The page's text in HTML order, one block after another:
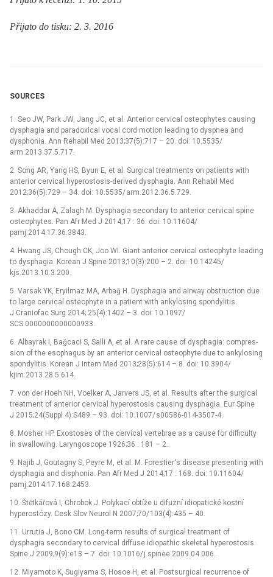
Přijato do tisku: 2. 3. 2016
SOURCES
1. Seo JW, Park JW, Jang JC, et al. Anterior cervical osteophytes caus­ing
dysphagia and paradoxical vocal cord motion lead­ing to dyspnea and
dysphonia. Ann Rehabil Med 2013;37(5):717 –⁠ 20. doi: 10.5535/
arm.2013.37.5.717.
2. Song AR, Yang HS, Byun E, et al. Surgical treatments on patients with
anterior cervical hyperostosis-derived dysphagia. Ann Rehabil Med
2012;36(5):729 –⁠ 34. doi: 10.5535/ arm.2012.36.5.729.
3. Akhaddar A, Zalagh M. Dysphagia secondary to anterior cervical spine
osteophytes. Pan Afr Med J 2014;17 : 36. doi: 10.11604/
pamj.2014.17.36.3843.
4. Hwang JS, Chough CK, Joo WI. Giant anterior cervical osteophyte lead­ing
to dysphagia. Korean J Spine 2013;10(3):200 –⁠ 2. doi: 10.14245/
kjs.2013.10.3.200.
5. Varsak YK, Eryilmaz MA, Arbağ H. Dysphagia and air­way obstruction due
to large cervical osteophyte in a patient with ankylos­ing spondylitis.
J Craniofac Surg 2014; 25(4):1402 –⁠ 3. doi: 10.1097/
SCS.0000000000000933.
6. Albayrak I, Bağcaci S, Sal­li A, et al. A rare cause of dysphagia: compres­
sion of the esophagus by an anterior cervical osteophyte due to ankylos­ing
spondylitis. Korean J Intern Med 2013;28(5):614 –⁠ 8. doi: 10.3904/
kjim.2013.28.5.614.
7. von der Hoeh NH, Voelker A, Jarvers JS, et al. Results after the surgical
treatment of anterior cervical hyperostosis caus­ing dysphagia. Eur Spine
J 2015;24(Suppl 4):S489 –⁠ 93. doi: 10.1007/ s00586-014-3507-4.
8. Mosher HP. Exostoses of the cervical vertebrae as a cause for dif­ficulty
in swal­lowing. Laryngoscope 1926;36 : 181 –⁠ 2.
9. Najib J, Goutagny S, Peyre M, et al. M. Forestier‘s dis­ease present­ing with
dysphagia and disphonia. Pan Afr Med J 2014;17 : 168. doi: 10.11604/
pamj.2014.17.168.2453.
10. Štětkářová I, Chrobok J. Polykací obtíže u difuzní idiopatické kostní
hyperostózy. Cesk Slov Neurol N 2007;70/ 103(4):435 –⁠ 40.
11. Ur­rutia J, Bono CM. Long-term results of surgical treatment of
dysphagia secondary to cervical dif­fuse idiopathic skeletal hyperostosis.
Spine J 2009;9(9):e13 –⁠ 7. doi: 10.1016/ j.spinee.2009.04.006.
12. Miyamoto K, Sugiyama S, Hosoe H, et al. Postsurgical recur­rence of